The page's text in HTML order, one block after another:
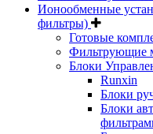
Ионообменные
фильтры)
Готовые
Фильтрующие
Блоки
Runxin
Блоки
Блоки